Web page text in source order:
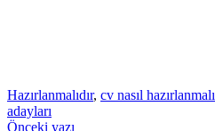
Hazırlanmalıdır, cv nasıl hazırlanmalı
adayları
Önceki yazı